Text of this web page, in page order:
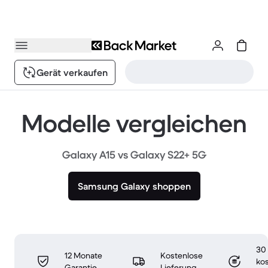
Gerät verkaufen
Modelle vergleichen
Galaxy A15 vs Galaxy S22+ 5G
Samsung Galaxy shoppen
12 Monate
Kostenlose
30